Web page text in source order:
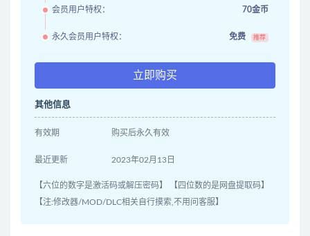
会员用户特权： 70金币
永久会员用户特权： 免费 推荐
立即购买
其他信息
有效期 购买后永久有效
最近更新 2023年02月13日
【六位的数字是激活码或解压密码】 【四位数的是网盘提取码】
【注:修改器/MOD/DLC相关自行摸索,不用问客服】